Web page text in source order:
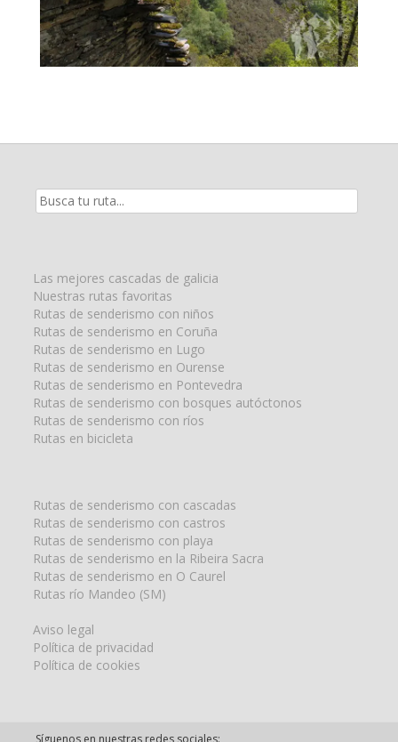
Resultados
Las mejores cascadas de galicia
Nuestras rutas favoritas
Rutas de senderismo con niños
Rutas de senderismo en Coruña
Rutas de senderismo en Lugo
Rutas de senderismo en Ourense
Rutas de senderismo en Pontevedra
Rutas de senderismo con bosques autóctonos
Rutas de senderismo con ríos
Rutas en bicicleta
Rutas de senderismo con cascadas
Rutas de senderismo con castros
Rutas de senderismo con playa
Rutas de senderismo en la Ribeira Sacra
Rutas de senderismo en O Caurel
Rutas río Mandeo (SM)
Aviso legal
Política de privacidad
Política de cookies